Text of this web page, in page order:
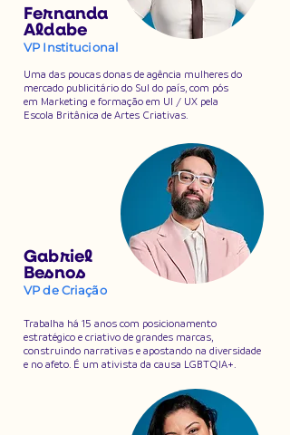
Fernanda
Aldabe
VP Institucional
Uma das poucas donas de agência mulheres do
mercado publicitário do Sul do país, com pós
em Marketing e formação em UI / UX pela
Escola Britânica de Artes Criativas.
Gabriel
Besnos
VP de Criação
Trabalha há 15 anos com posicionamento
estratégico e criativo de grandes marcas,
construindo narrativas e apostando na diversidade
e no afeto. É um ativista da causa LGBTQIA+.